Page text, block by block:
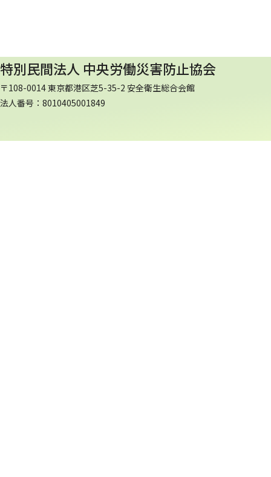
特別民間法人 中央労働災害防止協会
〒108-0014 東京都港区芝5-35-2 安全衛生総合会館
法人番号：8010405001849